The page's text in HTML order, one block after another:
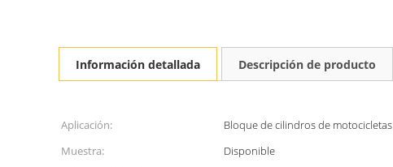
Información detallada Descripción de producto
Aplicación: Bloque de cilindros de motocicletas
Muestra:
Disponible